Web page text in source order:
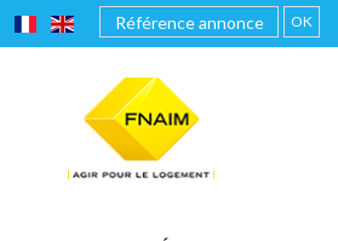
FRANÇAISENGLISH OK